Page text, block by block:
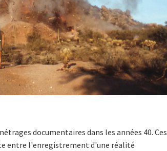
documentaires dans les années 40. Ces
entre l'enregistrement d'une réalité